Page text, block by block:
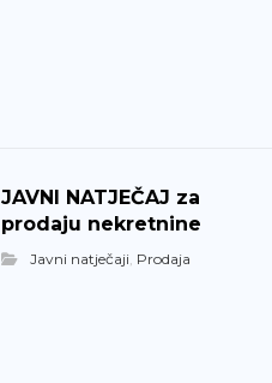
JAVNI NATJEČAJ za
prodaju nekretnine
Javni natječaji, Prodaja